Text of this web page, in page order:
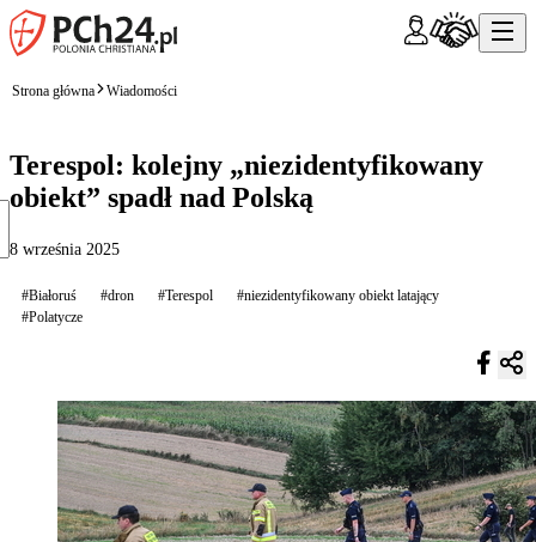
Strona główna Wiadomości
Terespol: kolejny „niezidentyfikowany
obiekt” spadł nad Polską
8 września 2025
#Białoruś #dron #Terespol
#niezidentyfikowany obiekt latający
#Polatycze